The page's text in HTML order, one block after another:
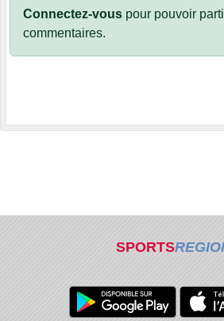
Connectez-vous pour pouvoir
commentaires.
SPORTS